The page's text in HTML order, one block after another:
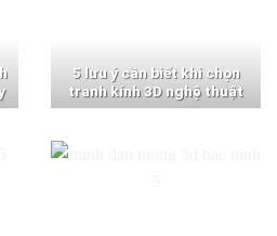
5 lưu ý cần biết khi chọn
tranh kính 3D nghệ thuật